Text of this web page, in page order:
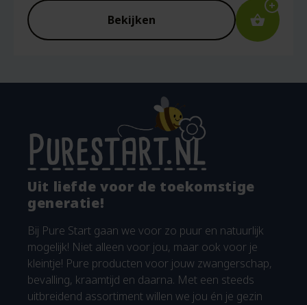
Bekijken
Uit liefde voor de toekomstige
generatie!
Bij Pure Start gaan we voor zo puur en natuurlijk
mogelijk! Niet alleen voor jou, maar ook voor je
kleintje! Pure producten voor jouw zwangerschap,
bevalling, kraamtijd en daarna. Met een steeds
uitbreidend assortiment willen we jou én je gezin